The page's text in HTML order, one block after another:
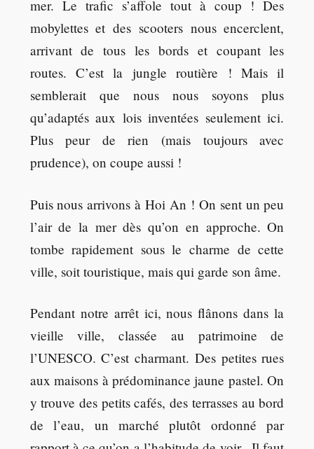
mer. Le trafic s’affole tout à coup ! Des
mobylettes et des scooters nous encerclent,
arrivant de tous les bords et coupant les
routes. C’est la jungle routière ! Mais il
semblerait que nous nous soyons plus
qu’adaptés aux lois inventées seulement ici.
Plus peur de rien (mais toujours avec
prudence), on coupe aussi !
Puis nous arrivons à Hoi An ! On sent un peu
l’air de la mer dès qu’on en approche. On
tombe rapidement sous le charme de cette
ville, soit touristique, mais qui garde son âme.
Pendant notre arrêt ici, nous flânons dans la
vieille ville, classée au patrimoine de
l’UNESCO. C’est charmant. Des petites rues
aux maisons à prédominance jaune pastel. On
y trouve des petits cafés, des terrasses au bord
de l’eau, un marché plutôt ordonné par